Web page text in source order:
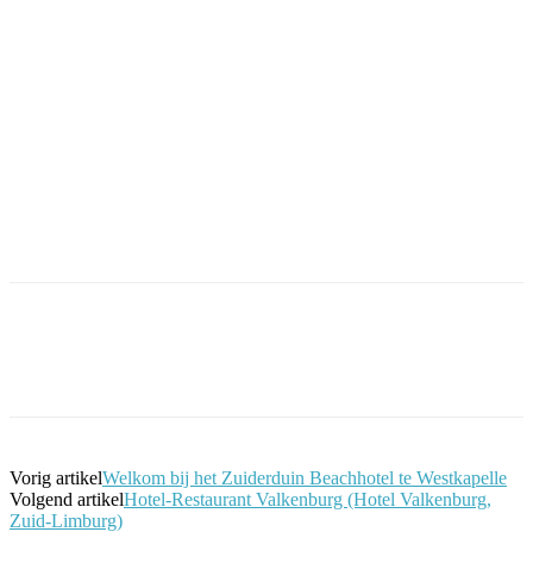
Vorig artikelWelkom bij het Zuiderduin Beachhotel te Westkapelle
Volgend artikelHotel-Restaurant Valkenburg (Hotel Valkenburg,
Zuid-Limburg)